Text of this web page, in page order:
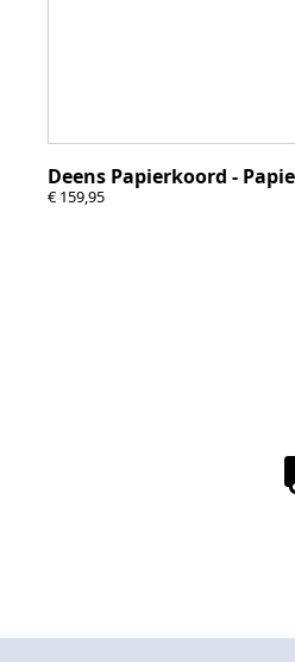
Deens Papierkoord -
€ 159,95